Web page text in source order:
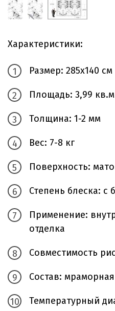
Характеристики:
Размер: 285х140 см
Площадь: 3,99 кв.м
Толщина: 1-2 мм
Вес: 7-8 кг
Поверхность:
Степень блеска: с
Применение:
отделка
Совместимость
Состав:
Температурный